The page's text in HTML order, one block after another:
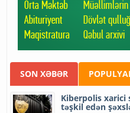
SON XƏBƏR
Kiberpolis xarici
təşkil edən